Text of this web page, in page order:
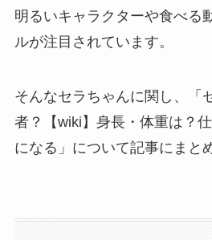
明るいキャラクターや食べる
ルが注目されています。
そんなセラちゃんに関し、「
者？【wiki】身長・体重は？
になる」について記事にまと